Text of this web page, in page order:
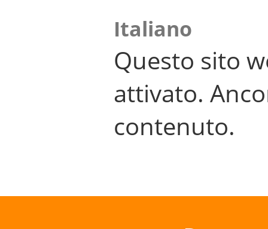
Italiano
Questo sito
attivato.
contenuto.